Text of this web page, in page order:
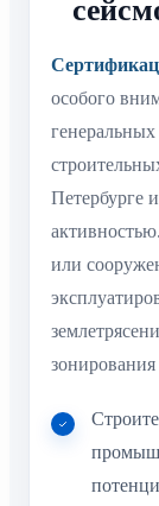
особого
Петербурге
или